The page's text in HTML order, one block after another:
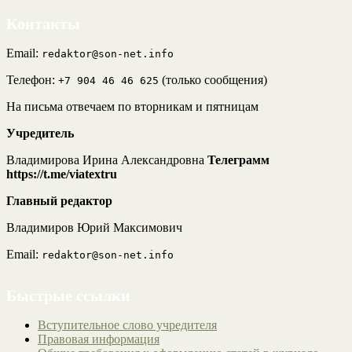
Email: redaktor@son-net.info
Телефон: +7 904 46 46 625 (только сообщения)
На письма отвечаем по вторникам и пятницам
Учредитель
Владимирова Ирина Александровна Телеграмм
https://t.me/viatextru
Главный редактор
Владимиров Юрий Максимович
Email: redaktor@son-net.info
Вступительное слово учредителя
Правовая информация